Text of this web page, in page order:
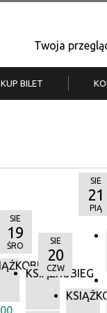
Twoja
KUP BILET
SIE
19
ŚRO
KSIĄŻKOBIEG
SIE
20
CZW
SIE
21
PIĄ